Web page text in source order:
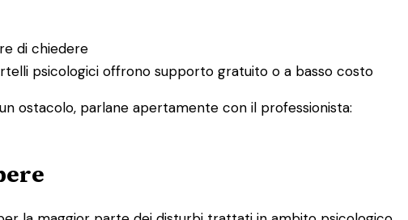
di chiedere
psicologici offrono supporto gratuito o a basso costo
ostacolo, parlane apertamente con il professionista: